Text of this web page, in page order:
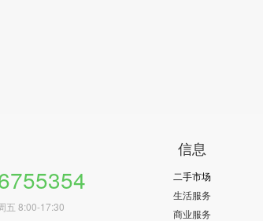
五 8:00-17:30
信息
二手市场
生活服务
商业服务